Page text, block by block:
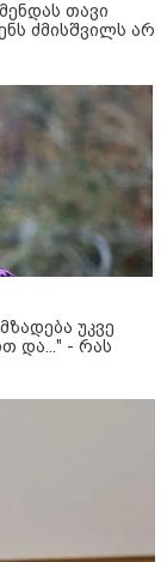
თავი
ძმისშვილს არ
უკვე
და..." - რას